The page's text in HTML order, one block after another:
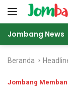
Langsung
Jombang News
Beranda
Jombang